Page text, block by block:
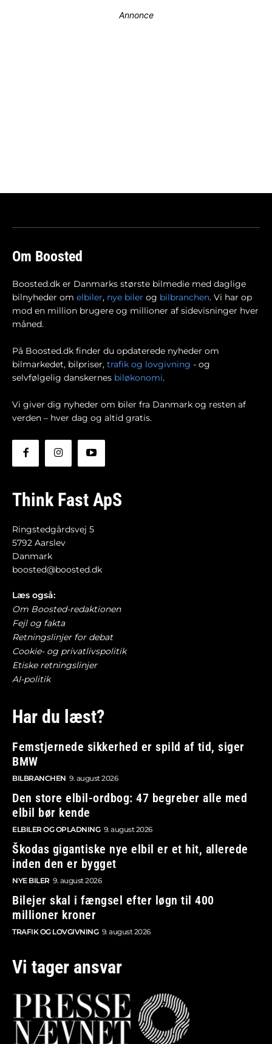
Annonce
Om Boosted
Boosted.dk er Danmarks største bilmedie med daglige
bilnyheder om elbiler, nye biler og bilbranchen. Vi har op
mod en million brugere og millioner af sidevisninger hver
måned.
På Boosted.dk finder du opdaterede nyheder om
bilmarkedet, bilpriser, trafik og lovgivning - og
selvfølgelig danskernes biløkonomi.
Vi giver dig nyheder om biler fra Danmark og resten af
verden – hver dag og altid gratis.
Think Fast ApS
Ringstedgårdsvej 5
5792 Aarslev
Danmark
boosted@boosted.dk
Læs også:
Om Boosted-redaktionen
Fejl og fakta
Retningslinjer for debat
Cookie- og privatlivspolitik
Etiske retningslinjer
AI-politik
Har du læst?
Femstjernede sikkerhed er spild af tid, siger
BMW
BILBRANCHEN 9. august 2026
Den store elbil-ordbog: 47 begreber alle med
elbil bør kende
ELBILER OG OPLADNING 9. august 2026
Škodas gigantiske nye elbil er et hit, allerede
inden den er bygget
NYE BILER 9. august 2026
Bilejer skal i fængsel efter løgn til 400
millioner kroner
TRAFIK OG LOVGIVNING 9. august 2026
Vi tager ansvar